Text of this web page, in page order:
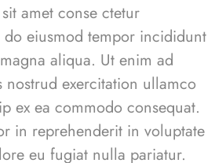
amet conse ctetur
eiusmod tempor incididunt
aliqua. Ut enim ad
exercitation ullamco
ex ea commodo consequat.
in reprehenderit in voluptate
eu fugiat nulla pariatur.